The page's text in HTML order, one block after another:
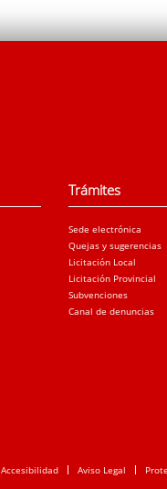
Trámites
Sede electrónica
Quejas y sugerencias
Licitación Local
Licitación Provincial
Subvenciones
Canal de denuncias
Accesibilidad Aviso Legal